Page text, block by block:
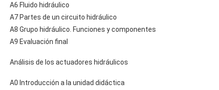
A6 Fluido hidráulico
A7 Partes de un circuito hidráulico
A8 Grupo hidráulico. Funciones y componentes
A9 Evaluación final
Análisis de los actuadores hidráulicos
A0 Introducción a la unidad didáctica